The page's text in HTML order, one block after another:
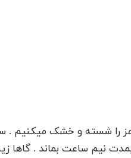
را شسته و خشک میکنیم .
شد ه قرار داده بمدت نیم ساعت